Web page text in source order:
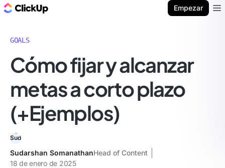
Empezar
GOALS
Cómo fijar y alcanzar
metas a corto plazo
(+Ejemplos)
Sudarshan SomanathanHead of Content
18 de enero de 2025